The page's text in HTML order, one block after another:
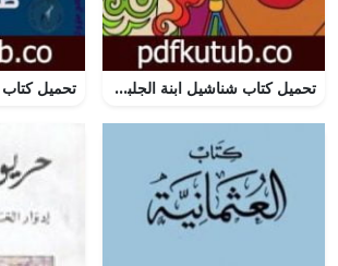
تحميل كتاب شناشيل ابنة الجلبي وإقبال PDF تأليف بدر شاكر السياب مجانا [كامل]